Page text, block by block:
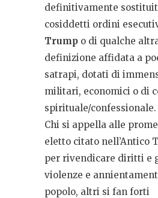
definitivamente
cosiddetti ordini
Trump o di qualche
definizione affidata a
satrapi, dotati di
militari, economici o di
spirituale/confessionale.
Chi si appella alle
eletto citato nell’Antico
per rivendicare diritti e
violenze e
popolo, altri si fan forti